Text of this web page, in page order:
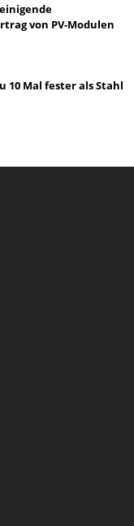
von PV-Modulen
10 Mal fester als Stahl